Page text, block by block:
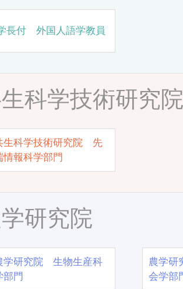
長付 外国人語学教員
科学技術研究
生科学技術研究院 先
情報科学部門
研究院
学研究院 生物生産科
部門
農学
会学部